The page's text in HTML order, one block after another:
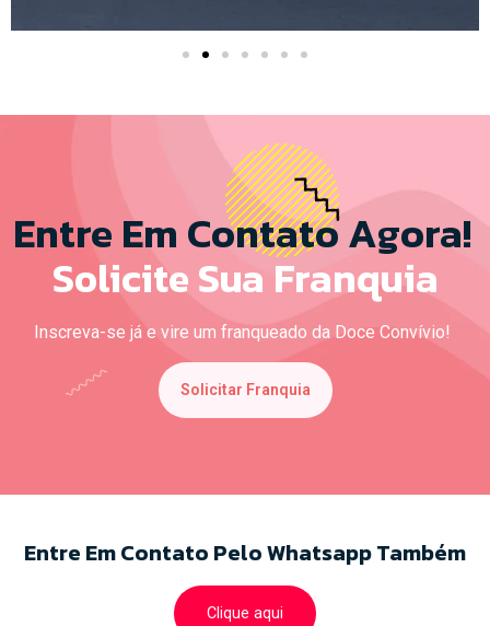
Entre Em Contato Agora!
Solicite Sua Franquia
Inscreva-se já e vire um franqueado da Doce Convívio!
Solicitar Franquia
Entre Em Contato Pelo Whatsapp Também
Clique aqui